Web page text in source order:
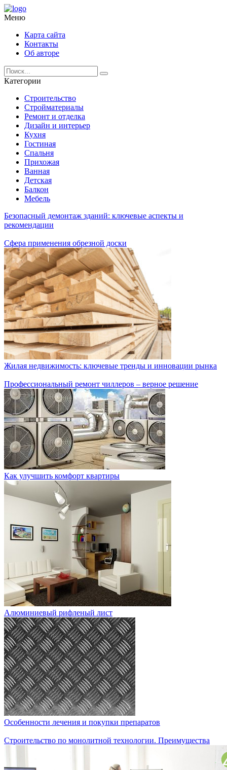
Меню
Карта сайта
Контакты
Об авторе
Категории
Строительство
Стройматериалы
Ремонт и отделка
Дизайн и интерьер
Кухня
Гостиная
Спальня
Прихожая
Ванная
Детская
Балкон
Мебель
Безопасный демонтаж зданий: ключевые аспекты и
рекомендации
Сфера применения обрезной доски
Жилая недвижимость: ключевые тренды и инновации рынка
Профессиональный ремонт чиллеров – верное решение
Как улучшить комфорт квартиры
Алюминиевый рифленый лист
Особенности лечения и покупки препаратов
Строительство по монолитной технологии. Преимущества